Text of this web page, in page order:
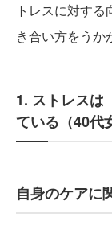
トレスに対す
き合い方をうか
1. ストレスは
ている（40代
自身のケアに